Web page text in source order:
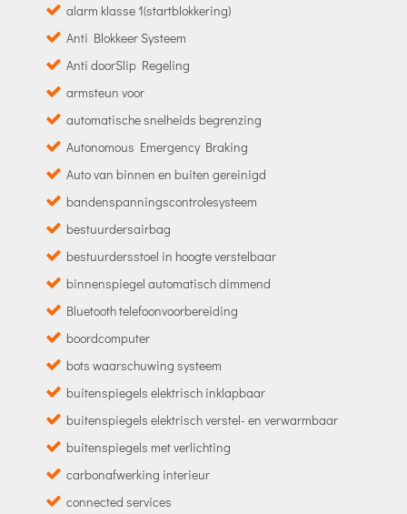
alarm klasse 1(startblokkering)
Anti Blokkeer Systeem
Anti doorSlip Regeling
armsteun voor
automatische snelheids begrenzing
Autonomous Emergency Braking
Auto van binnen en buiten gereinigd
bandenspanningscontrolesysteem
bestuurdersairbag
bestuurdersstoel in hoogte verstelbaar
binnenspiegel automatisch dimmend
Bluetooth telefoonvoorbereiding
boordcomputer
bots waarschuwing systeem
buitenspiegels elektrisch inklapbaar
buitenspiegels elektrisch verstel- en verwarmbaar
buitenspiegels met verlichting
carbonafwerking interieur
connected services